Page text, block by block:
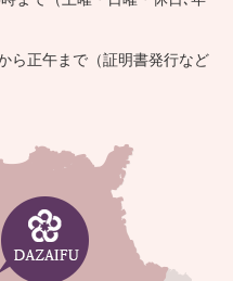
ら正午まで（証明書発行など